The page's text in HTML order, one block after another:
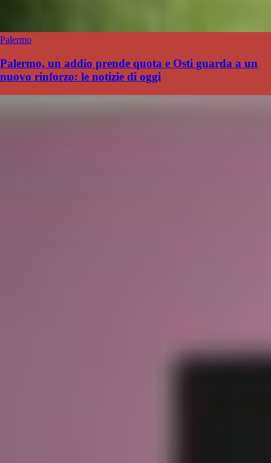
Palermo
Palermo, un addio prende quota e Osti guarda a un
nuovo rinforzo: le notizie di oggi